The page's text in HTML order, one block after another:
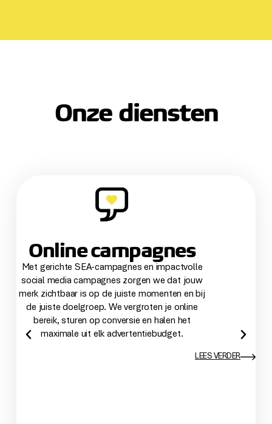
Onze diensten
Online campagnes
Met gerichte SEA-campagnes en impactvolle
social media campagnes zorgen we dat jouw
merk zichtbaar is op de juiste momenten en bij
de juiste doelgroep. We vergroten je online
bereik, sturen op conversie en halen het
maximale uit elk advertentiebudget.
LEES VERDER